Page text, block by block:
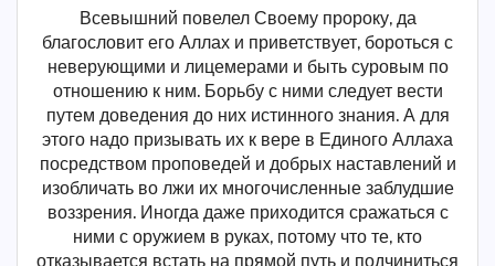
Всевышний повелел Своему пророку, да
благословит его Аллах и приветствует, бороться с
неверующими и лицемерами и быть суровым по
отношению к ним. Борьбу с ними следует вести
путем доведения до них истинного знания. А для
этого надо призывать их к вере в Единого Аллаха
посредством проповедей и добрых наставлений и
изобличать во лжи их многочисленные заблудшие
воззрения. Иногда даже приходится сражаться с
ними с оружием в руках, потому что те, кто